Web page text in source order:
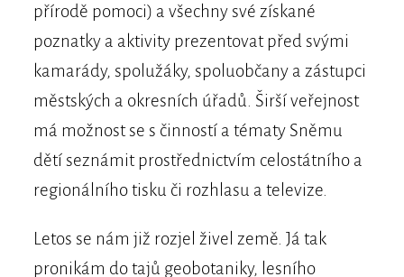
přírodě pomoci) a všechny své získané
poznatky a aktivity prezentovat před svými
kamarády, spolužáky, spoluobčany a zástupci
městských a okresních úřadů. Širší veřejnost
má možnost se s činností a tématy Sněmu
dětí seznámit prostřednictvím celostátního a
regionálního tisku či rozhlasu a televize.
Letos se nám již rozjel živel země. Já tak
pronikám do tajů geobotaniky, lesního